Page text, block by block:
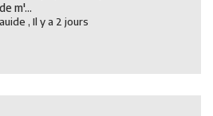
m'...
,Il y a 2 jours